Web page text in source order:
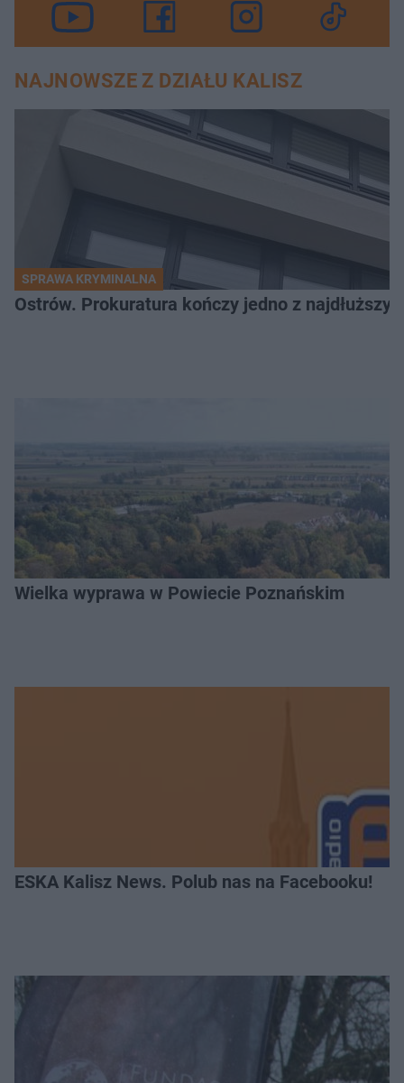
NAJNOWSZE Z DZIAŁU KALISZ
SPRAWA KRYMINALNA
Ostrów. Prokuratura kończy jedno z
Wielka wyprawa w Powiecie Poznańskim
ESKA Kalisz News. Polub nas na Facebooku!